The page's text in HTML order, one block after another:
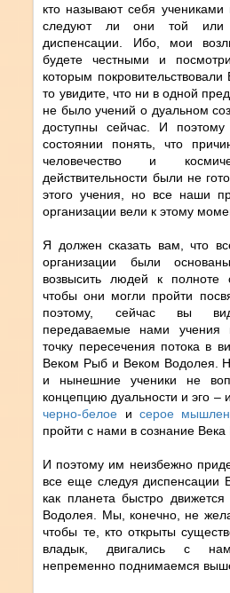
кто называют себя учениками
следуют ли они той или
диспенсации. Ибо, мои
будете честными и
которым
то увидите, что ни в одной
не было учений о дуальном
доступны сейчас. И
состоянии понять, что
человечество и
действительности были не
этого учения, но все наши
организации вели к этому
Я должен сказать вам, что
организации были
возвысить людей к полноте
чтобы они могли пройти
поэтому, сейчас вы
передаваемые нами учения
точку пересечения потока в
Веком Рыб и Веком Водолея.
и нынешние ученики не
концепцию дуальности и эго –
черно-белое исерое
пройти с нами в сознание Века
И поэтому им неизбежно
все еще следуя диспенсации
как планета быстро
Водолея. Мы, конечно, не
чтобы те, кто открыты
владык, двигались с
непременно поднимаемся